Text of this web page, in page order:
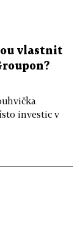
vlastnit
investic v